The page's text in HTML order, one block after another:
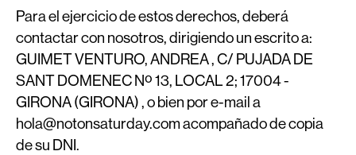
Para el ejercicio de estos derechos, deberá
contactar con nosotros, dirigiendo un escrito a:
GUIMET VENTURO, ANDREA , C/ PUJADA DE
SANT DOMENEC Nº 13, LOCAL 2; 17004 -
GIRONA (GIRONA) , o bien por e-mail a
hola@notonsaturday.com acompañado de copia
de su DNI.